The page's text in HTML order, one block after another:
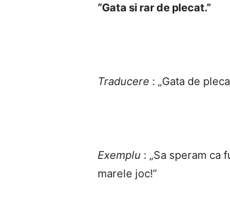
“Gata si rar de plecat.”
Traducere : „Gata de
Exemplu : „Sa speram ca
marele joc!”